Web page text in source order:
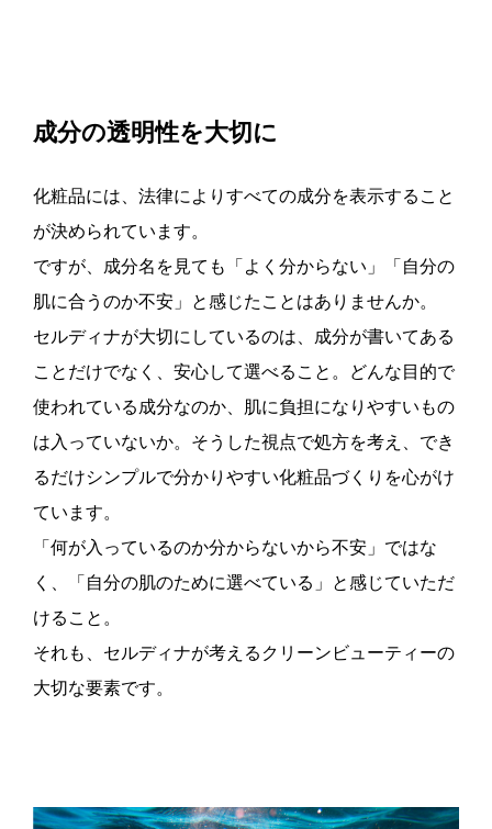
成分の透明性を大切に
化粧品には、法律によりすべての成分を表示すること
が決められています。
ですが、成分名を見ても「よく分からない」「自分の
肌に合うのか不安」と感じたことはありませんか。
セルディナが大切にしているのは、成分が書いてある
ことだけでなく、安心して選べること。どんな目的で
使われている成分なのか、肌に負担になりやすいもの
は入っていないか。そうした視点で処方を考え、でき
るだけシンプルで分かりやすい化粧品づくりを心がけ
ています。
「何が入っているのか分からないから不安」ではな
く、「自分の肌のために選べている」と感じていただ
けること。
それも、セルディナが考えるクリーンビューティーの
大切な要素です。